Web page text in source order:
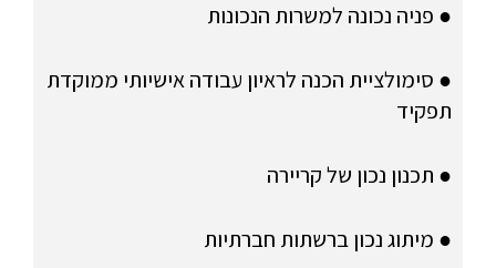
● פניה נכונה למשרות הנכונות
● סימולציית הכנה לראיון עבודה אישיותי ממוקדת
תפקיד
● תכנון נכון של קריירה
● מיתוג נכון ברשתות חברתיות